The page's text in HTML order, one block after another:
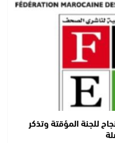
للجنة المؤقتة وتذكر